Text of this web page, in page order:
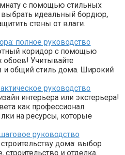
с помощью стильных
идеальный бордюр,
стены от влаги.
полное руководство
коридор с помощью
обоев! Учитывайте
и общий стиль дома. Широкий
руководство
интерьера или экстерьера!
как профессионал.
на ресурсы, которые
руководство
дома: выбор
строительство и отделка.